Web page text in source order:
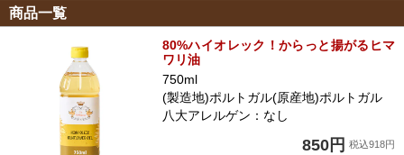
商品一覧
80%ハイオレック！からっと揚がるヒマ
ワリ油
750ml
(製造地)ポルトガル(原産地)ポルトガル
八大アレルゲン：なし
850円 税込918円